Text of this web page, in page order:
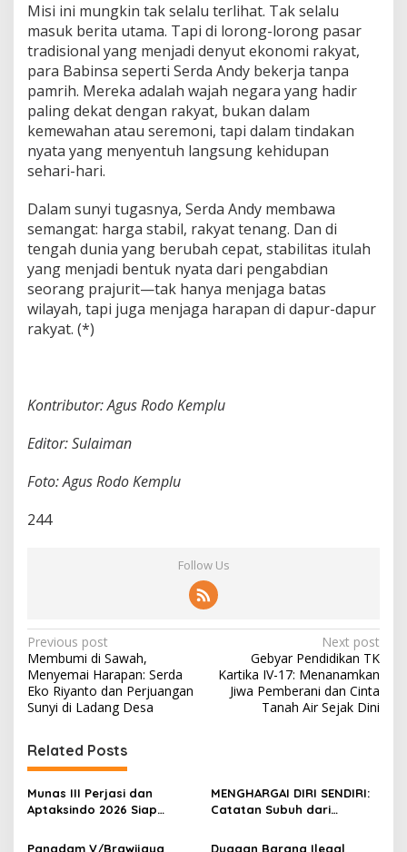
Misi ini mungkin tak selalu terlihat. Tak selalu
masuk berita utama. Tapi di lorong-lorong pasar
tradisional yang menjadi denyut ekonomi rakyat,
para Babinsa seperti Serda Andy bekerja tanpa
pamrih. Mereka adalah wajah negara yang hadir
paling dekat dengan rakyat, bukan dalam
kemewahan atau seremoni, tapi dalam tindakan
nyata yang menyentuh langsung kehidupan
sehari-hari.
Dalam sunyi tugasnya, Serda Andy membawa
semangat: harga stabil, rakyat tenang. Dan di
tengah dunia yang berubah cepat, stabilitas itulah
yang menjadi bentuk nyata dari pengabdian
seorang prajurit—tak hanya menjaga batas
wilayah, tapi juga menjaga harapan di dapur-dapur
rakyat. (*)
Kontributor: Agus Rodo Kemplu
Editor: Sulaiman
Foto: Agus Rodo Kemplu
244
Follow Us
P
o
s
n
a
v
Previous post
Membumi di Sawah,
Menyemai Harapan: Serda
Eko Riyanto dan Perjuangan
Sunyi di Ladang Desa
Next post
Gebyar Pendidikan TK
Kartika IV-17: Menanamkan
Jiwa Pemberani dan Cinta
Tanah Air Sejak Dini
Related Posts
Munas III Perjasi dan
Aptaksindo 2026 Siap
Provinsi Akan Hadir
MENGHARGAI DIRI SENDIRI:
Catatan Subuh dari
Jawa
Pangdam V/Brawijaya Dugaan Barang Ilegal